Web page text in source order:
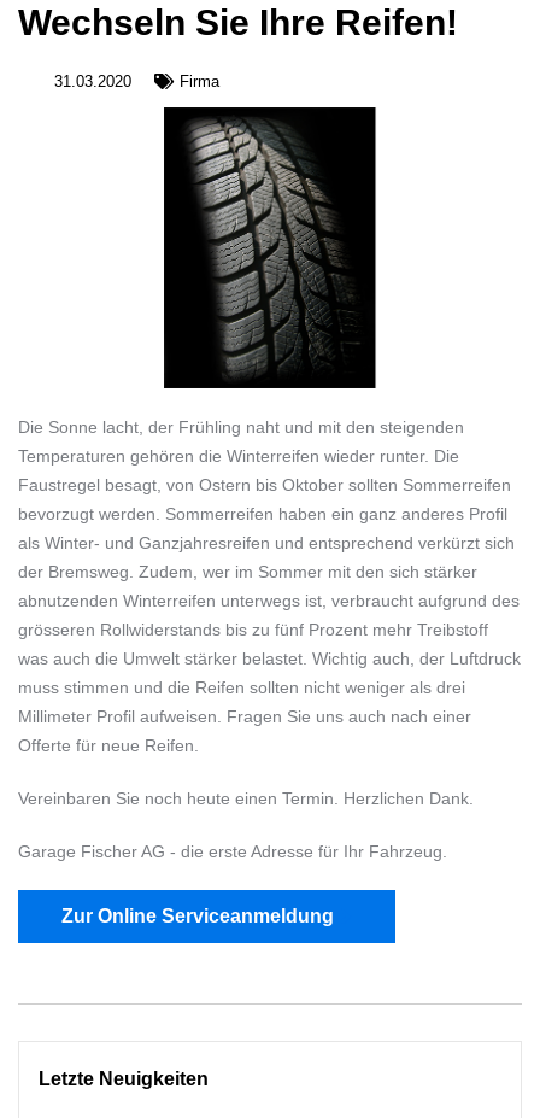
Wechseln Sie Ihre Reifen!
31.03.2020 Firma
Die Sonne lacht, der Frühling naht und mit den steigenden
Temperaturen gehören die Winterreifen wieder runter. Die
Faustregel besagt, von Ostern bis Oktober sollten Sommerreifen
bevorzugt werden. Sommerreifen haben ein ganz anderes Profil
als Winter- und Ganzjahresreifen und entsprechend verkürzt sich
der Bremsweg. Zudem, wer im Sommer mit den sich stärker
abnutzenden Winterreifen unterwegs ist, verbraucht aufgrund des
grösseren Rollwiderstands bis zu fünf Prozent mehr Treibstoff
was auch die Umwelt stärker belastet. Wichtig auch, der Luftdruck
muss stimmen und die Reifen sollten nicht weniger als drei
Millimeter Profil aufweisen. Fragen Sie uns auch nach einer
Offerte für neue Reifen.
Vereinbaren Sie noch heute einen Termin. Herzlichen Dank.
Garage Fischer AG - die erste Adresse für Ihr Fahrzeug.
Zur Online Serviceanmeldung
Letzte Neuigkeiten